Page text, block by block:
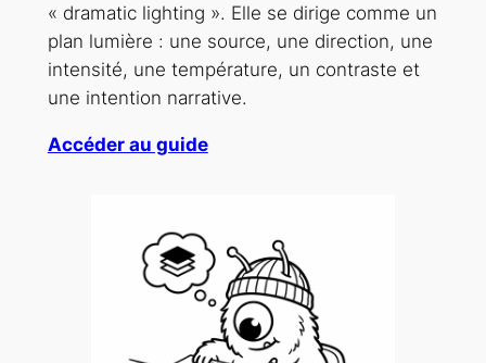
« dramatic lighting ». Elle se dirige comme un
plan lumière : une source, une direction, une
intensité, une température, un contraste et
une intention narrative.
Accéder au guide